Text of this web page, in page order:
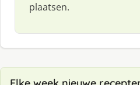
plaatsen.